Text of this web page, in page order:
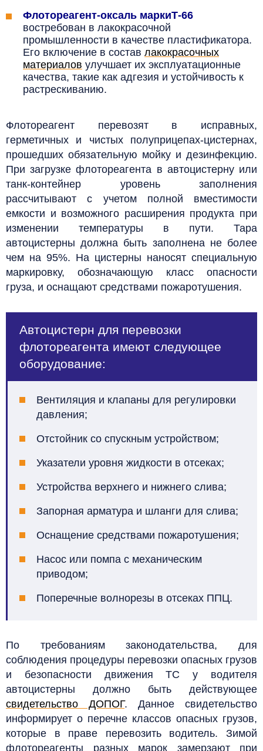
Флотореагент-оксаль маркиТ-66
востребован в лакокрасочной
промышленности в качестве пластификатора.
Его включение в состав лакокрасочных
материалов улучшает их эксплуатационные
качества, такие как адгезия и устойчивость к
растрескиванию.
Флотореагент перевозят в исправных,
герметичных и чистых полуприцепах-цистернах,
прошедших обязательную мойку и дезинфекцию.
При загрузке флотореагента в автоцистерну или
танк-контейнер уровень заполнения
рассчитывают с учетом полной вместимости
емкости и возможного расширения продукта при
изменении температуры в пути. Тара
автоцистерны должна быть заполнена не более
чем на 95%. На цистерны наносят специальную
маркировку, обозначающую класс опасности
груза, и оснащают средствами пожаротушения.
Автоцистерн для перевозки
флотореагента имеют следующее
оборудование:
Вентиляция и клапаны для регулировки
давления;
Отстойник со спускным устройством;
Указатели уровня жидкости в отсеках;
Устройства верхнего и нижнего слива;
Запорная арматура и шланги для слива;
Оснащение средствами пожаротушения;
Насос или помпа с механическим
приводом;
Поперечные волнорезы в отсеках ППЦ.
По требованиям законодательства, для
соблюдения процедуры перевозки опасных грузов
и безопасности движения ТС у водителя
автоцистерны должно быть действующее
свидетельство ДОПОГ. Данное свидетельство
информирует о перечне классов опасных грузов,
которые в праве перевозить водитель. Зимой
флотореагенты разных марок замерзают при